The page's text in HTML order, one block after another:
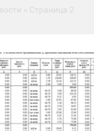
» Страница 2